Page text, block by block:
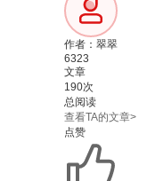
作者：翠翠
6323
文章
190次
总阅读
查看TA的文章>
点赞